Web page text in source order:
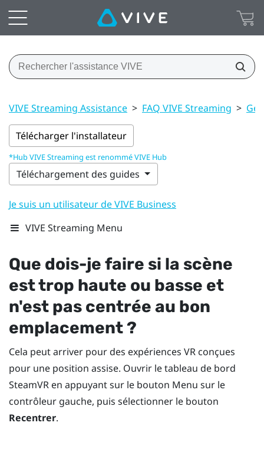
VIVE Streaming Assistance > FAQ VIVE Streaming >
Télécharger l'installateur
*Hub VIVE Streaming est renommé VIVE Hub
Téléchargement des guides
Je suis un utilisateur de VIVE Business
VIVE Streaming Menu
Que dois-je faire si la scène
est trop haute ou basse et
n'est pas centrée au bon
emplacement ?
Cela peut arriver pour des expériences VR conçues
pour une position assise. Ouvrir le tableau de bord
SteamVR en appuyant sur le bouton Menu sur le
contrôleur gauche, puis sélectionner le bouton
Recentrer.